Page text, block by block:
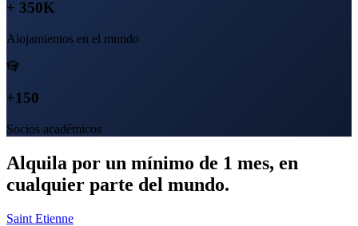
+ 350K
Alojamientos en el mundo
+150
Socios académicos
Alquila por un mínimo de 1 mes, en
cualquier parte del mundo.
Saint Etienne